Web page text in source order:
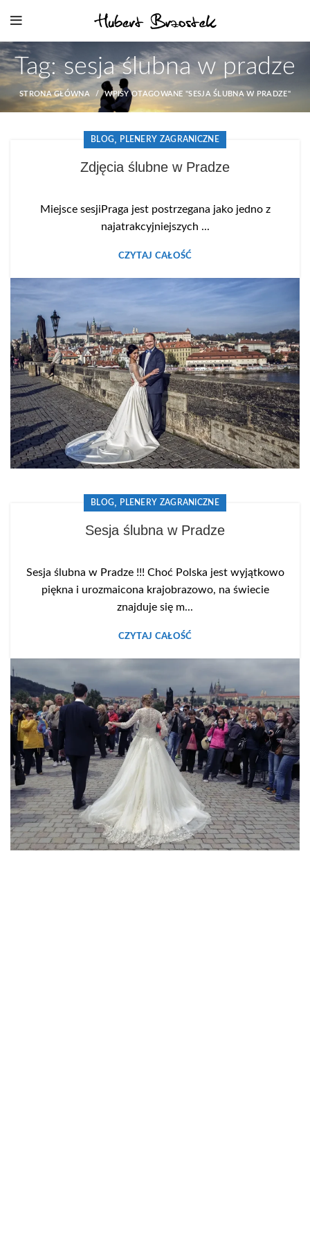
Tag: sesja ślubna w pradze
STRONA GŁÓWNA WPISY OTAGOWANE "SESJA ŚLUBNA W PRADZE"
BLOG, PLENERY ZAGRANICZNE
Zdjęcia ślubne w Pradze
Miejsce sesjiPraga jest postrzegana jako jedno z
najatrakcyjniejszych ...
CZYTAJ CAŁOŚĆ
BLOG, PLENERY ZAGRANICZNE
Sesja ślubna w Pradze
Sesja ślubna w Pradze !!! Choć Polska jest wyjątkowo
piękna i urozmaicona krajobrazowo, na świecie
znajduje się m...
CZYTAJ CAŁOŚĆ